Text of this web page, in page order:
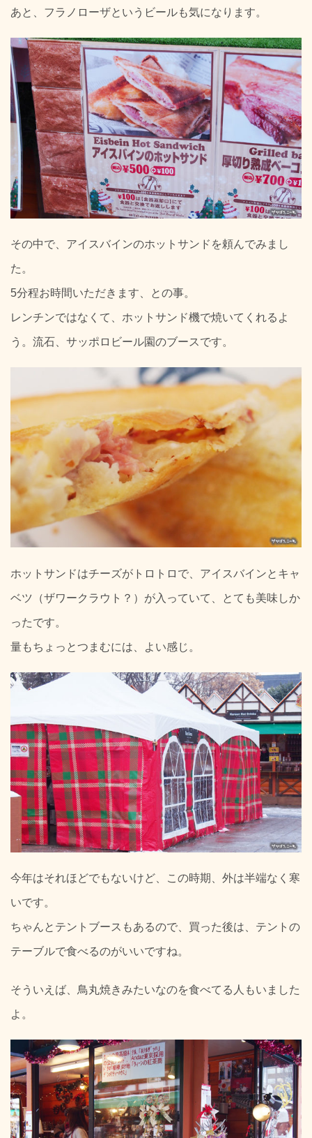
あと、フラノローザというビールも気になります。
その中で、アイスバインのホットサンドを頼んでみまし
た。
5分程お時間いただきます、との事。
レンチンではなくて、ホットサンド機で焼いてくれるよ
う。流石、サッポロビール園のブースです。
ホットサンドはチーズがトロトロで、アイスバインとキャ
ベツ（ザワークラウト？）が入っていて、とても美味しか
ったです。
量もちょっとつまむには、よい感じ。
今年はそれほどでもないけど、この時期、外は半端なく寒
いです。
ちゃんとテントブースもあるので、買った後は、テントの
テーブルで食べるのがいいですね。
そういえば、鳥丸焼きみたいなのを食べてる人もいました
よ。